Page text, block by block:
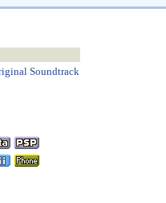
Soundtrack